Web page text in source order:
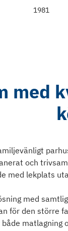
1981
med
och
med lekplats
med
för den större
matlagning